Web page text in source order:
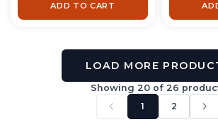
ADD TO CART
LOAD MORE
Showing 20 of 26
Previous page1 2 Next